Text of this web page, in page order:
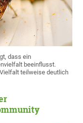
dass ein
beeinflusst.
teilweise deutlich